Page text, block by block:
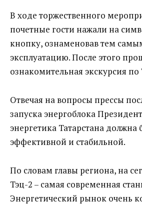
В ходе торжественного
почетные гости нажали на
кнопку, ознаменовав тем
эксплуатацию. После этого
ознакомительная экскурсия
Отвечая на вопросы прессы
запуска энергоблока
энергетика Татарстана должна
эффективной и стабильной.
По словам главы региона, на
Тэц-2 – самая современная
Энергетический рынок очень